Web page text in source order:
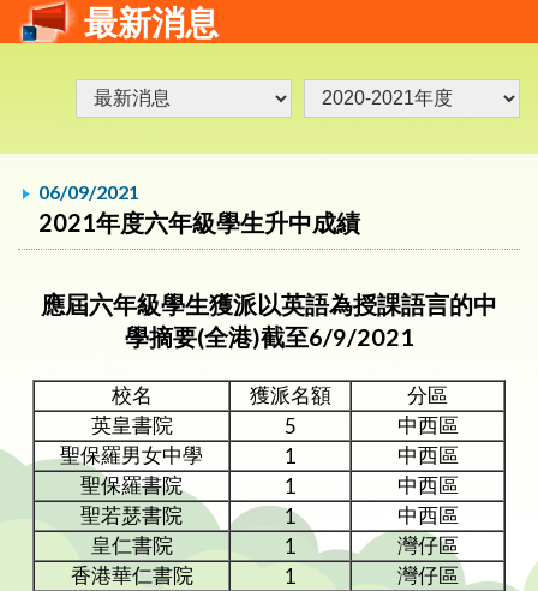
最新消息
06/09/2021
2021年度六年級學生升中成績
應屆六年級學生獲派以英語為授課語言的中
學摘要(全港)截至6/9/2021
校名 獲派名額
分區
英皇書院
5
中西區
聖保羅男女中學
1
中西區
聖保羅書院
1
中西區
聖若瑟書院
1
中西區
皇仁書院
1
灣仔區
香港華仁書院
1
灣仔區